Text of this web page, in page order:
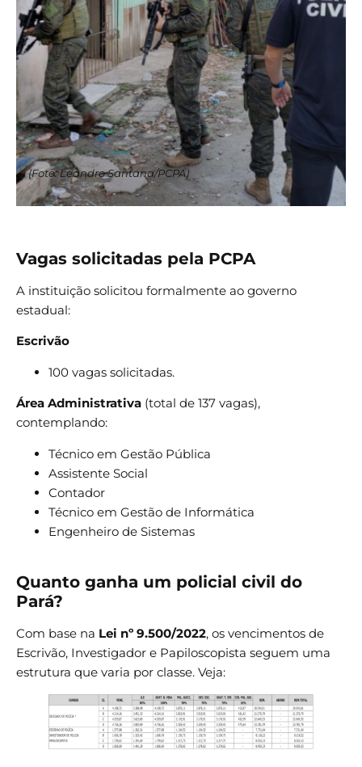
(Foto: Leandro Santana/PCPA)
Vagas solicitadas pela PCPA
A instituição solicitou formalmente ao governo
estadual:
Escrivão
100 vagas solicitadas.
Área Administrativa (total de 137 vagas),
contemplando:
Técnico em Gestão Pública
Assistente Social
Contador
Técnico em Gestão de Informática
Engenheiro de Sistemas
Quanto ganha um policial civil do
Pará?
Com base na Lei nº 9.500/2022, os vencimentos de
Escrivão, Investigador e Papiloscopista seguem uma
estrutura que varia por classe. Veja: